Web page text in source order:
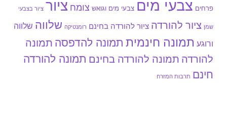
פרחים צבעי מים צבעי מים וגואש צומח ציור ציור בצבעי
שמן ציור להורדה ציור להורדה בחינם רומנטיקה שלווה שלווה
ורוגע תמונה חינמית תמונה להדפסה תמונה
להורדה תמונה להורדה בחינם תמונה להורדה
חינם תרבות המזרח